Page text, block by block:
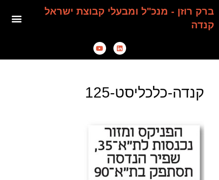
ברק רוזן - מנכ"ל ומבעלי קבוצת ישראל
קנדה
קנדה-כלכליסט-125